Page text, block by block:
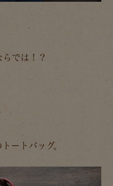
では！？
ートバッグ。